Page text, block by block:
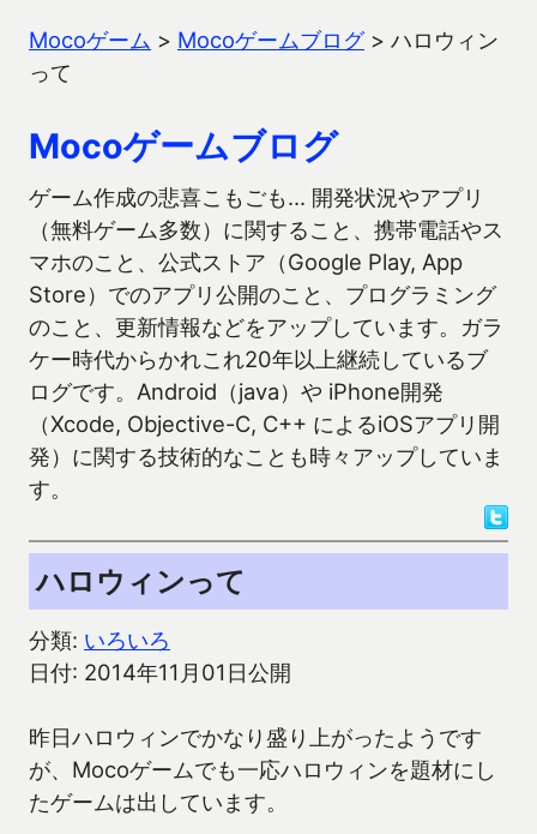
Mocoゲーム > Mocoゲームブログ> ハロウィン
って
Mocoゲームブログ
ゲーム作成の悲喜こもごも… 開発状況やアプリ
（無料ゲーム多数）に関すること、携帯電話やス
マホのこと、公式ストア（Google Play, App
Store）でのアプリ公開のこと、プログラミング
のこと、更新情報などをアップしています。ガラ
ケー時代からかれこれ20年以上継続しているブ
ログです。Android（java）や iPhone開発
（Xcode, Objective-C, C++ によるiOSアプリ開
発）に関する技術的なことも時々アップしていま
す。
ハロウィンって
分類: いろいろ
日付: 2014年11月01日公開
昨日ハロウィンでかなり盛り上がったようです
が、Mocoゲームでも一応ハロウィンを題材にし
たゲームは出しています。